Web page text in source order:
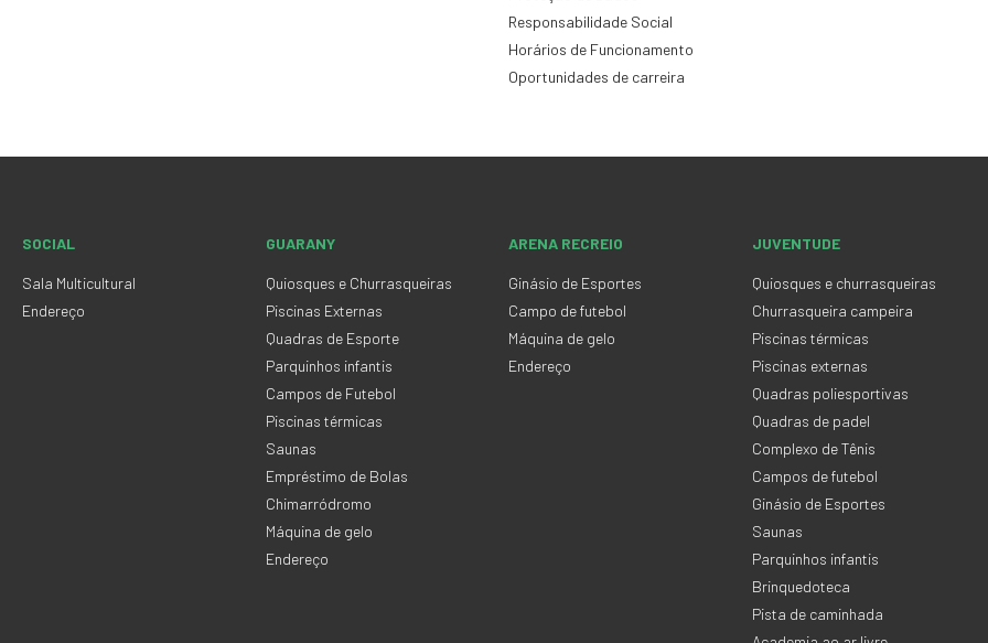
Responsabilidade Social
Horários de Funcionamento
Oportunidades de carreira
SOCIAL
Sala Multicultural
Endereço
GUARANY
Quiosques e Churrasqueiras
Piscinas Externas
Quadras de Esporte
Parquinhos infantis
Campos de Futebol
Piscinas térmicas
Saunas
Empréstimo de Bolas
Chimarródromo
Máquina de gelo
Endereço
ARENA RECREIO
Ginásio de Esportes
Campo de futebol
Máquina de gelo
Endereço
JUVENTUDE
Quiosques e churrasqueiras
Churrasqueira campeira
Piscinas térmicas
Piscinas externas
Quadras poliesportivas
Quadras de padel
Complexo de Tênis
Campos de futebol
Ginásio de Esportes
Saunas
Parquinhos infantis
Brinquedoteca
Pista de caminhada